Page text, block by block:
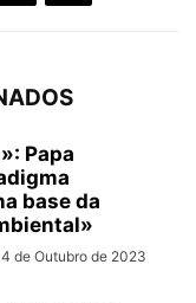
Papa
base da
4 de Outubro de 2023